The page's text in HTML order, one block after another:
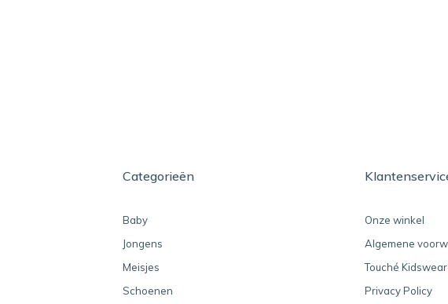
Categorieën
Baby
Jongens
Meisjes
Schoenen
Onze winkel
Algemene
Touché Kidswear
Privacy Policy